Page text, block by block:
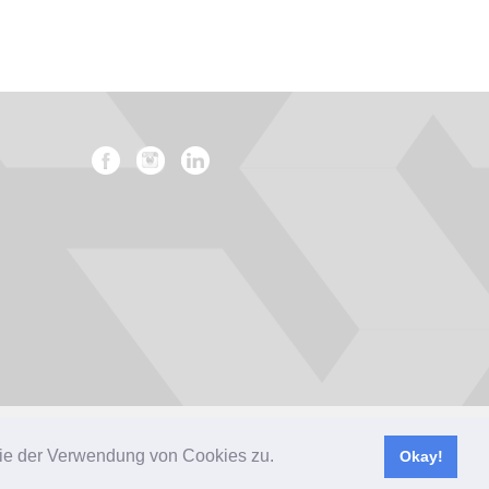
der Verwendung von Cookies zu. Okay!
Impressum Datenschutz